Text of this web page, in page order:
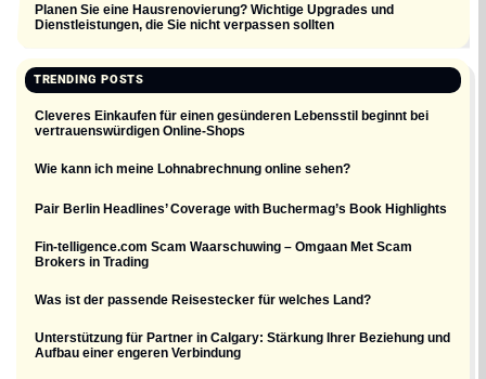
Planen Sie eine Hausrenovierung? Wichtige Upgrades und
Dienstleistungen, die Sie nicht verpassen sollten
TRENDING POSTS
Cleveres Einkaufen für einen gesünderen Lebensstil beginnt bei
vertrauenswürdigen Online-Shops
Wie kann ich meine Lohnabrechnung online sehen?
Pair Berlin Headlines’ Coverage with Buchermag’s Book Highlights
Fin-telligence.com Scam Waarschuwing – Omgaan Met Scam
Brokers in Trading
Was ist der passende Reisestecker für welches Land?
Unterstützung für Partner in Calgary: Stärkung Ihrer Beziehung und
Aufbau einer engeren Verbindung